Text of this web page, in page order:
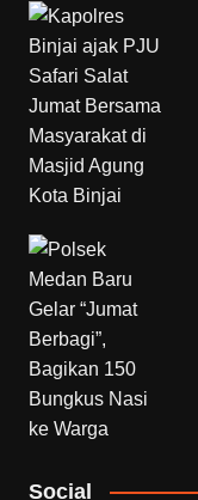
Social